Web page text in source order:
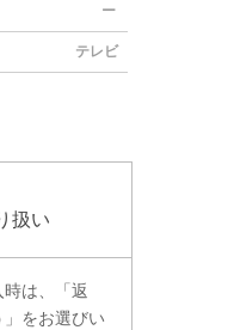
ー
テレビ
扱い
は、「返
をお選びい